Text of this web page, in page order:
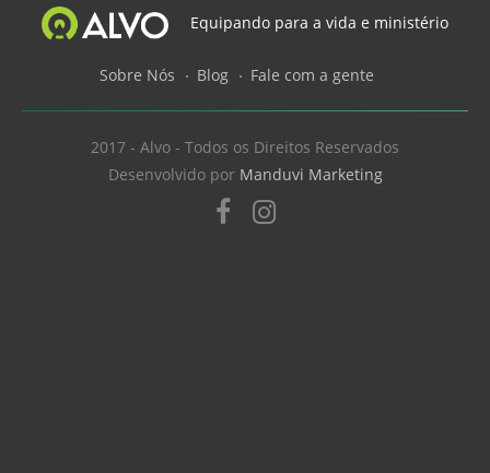
Equipando para a vida e ministério
Sobre Nós Blog Fale com a gente
2017 - Alvo - Todos os Direitos Reservados
Desenvolvido por Manduvi Marketing